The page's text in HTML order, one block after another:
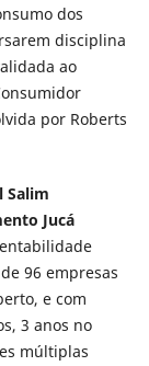
dos
disciplina
ao
por Roberts
Salim
Jucá
96 empresas
e com
3 anos no
múltiplas